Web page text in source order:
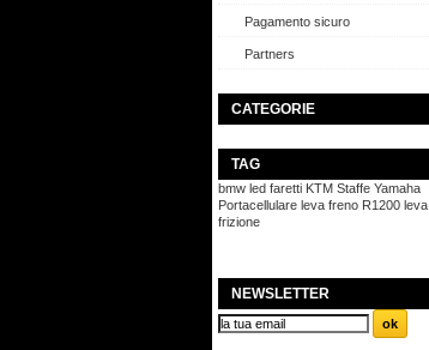
Pagamento sicuro
Partners
CATEGORIE
TAG
bmw led faretti KTM Staffe Yamaha
Portacellulare leva freno R1200 leva
frizione
NEWSLETTER